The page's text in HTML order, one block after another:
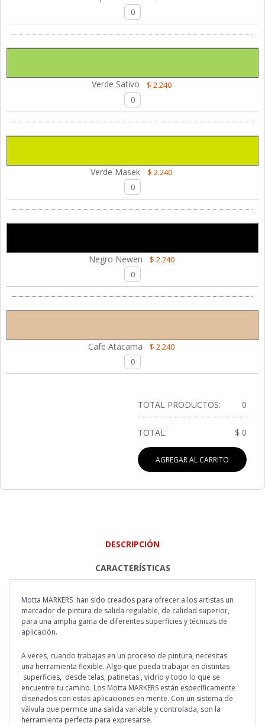
Verde Sativo $ 2.240
Verde Masek $ 2.240
Negro Newen $ 2.240
Cafe Atacama $ 2.240
TOTAL PRODUCTOS: 0
TOTAL: $ 0
AGREGAR AL CARRITO
DESCRIPCIÓN
CARACTERÍSTICAS
Motta MARKERS han sido creados para ofrecer a los artistas un
marcador de pintura de salida regulable, de calidad superior,
para una amplia gama de diferentes superficies y técnicas de
aplicación.
A veces, cuando trabajas en un proceso de pintura, necesitas
una herramienta flexible. Algo que pueda trabajar en distintas
superficies, desde telas, patinetas , vidrio y todo lo que se
encuentre tu camino. Los Motta MARKERS están específicamente
diseñados con estas aplicaciones en mente. Con un sistema de
válvula que permite una salida variable y controlada, son la
herramienta perfecta para expresarse.